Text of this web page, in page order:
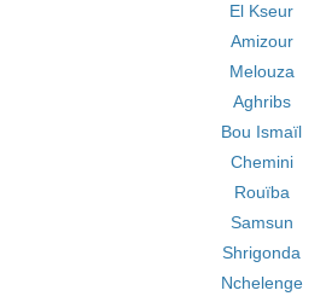
El Kseur
Amizour
Melouza
Aghribs
Bou Ismaïl
Chemini
Rouïba
Samsun
Shrigonda
Nchelenge